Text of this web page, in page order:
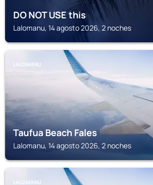
DO NOT USE this
Lalomanu, 14 agosto 2026, 2 noches
LALOMANU
Taufua Beach Fales
Lalomanu, 14 agosto 2026, 2 noches
LALOMANU